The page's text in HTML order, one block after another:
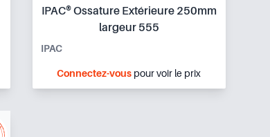
IPAC® Ossature Extérieure 250mm
largeur 555
IPAC
Connectez-vous pour voir le prix